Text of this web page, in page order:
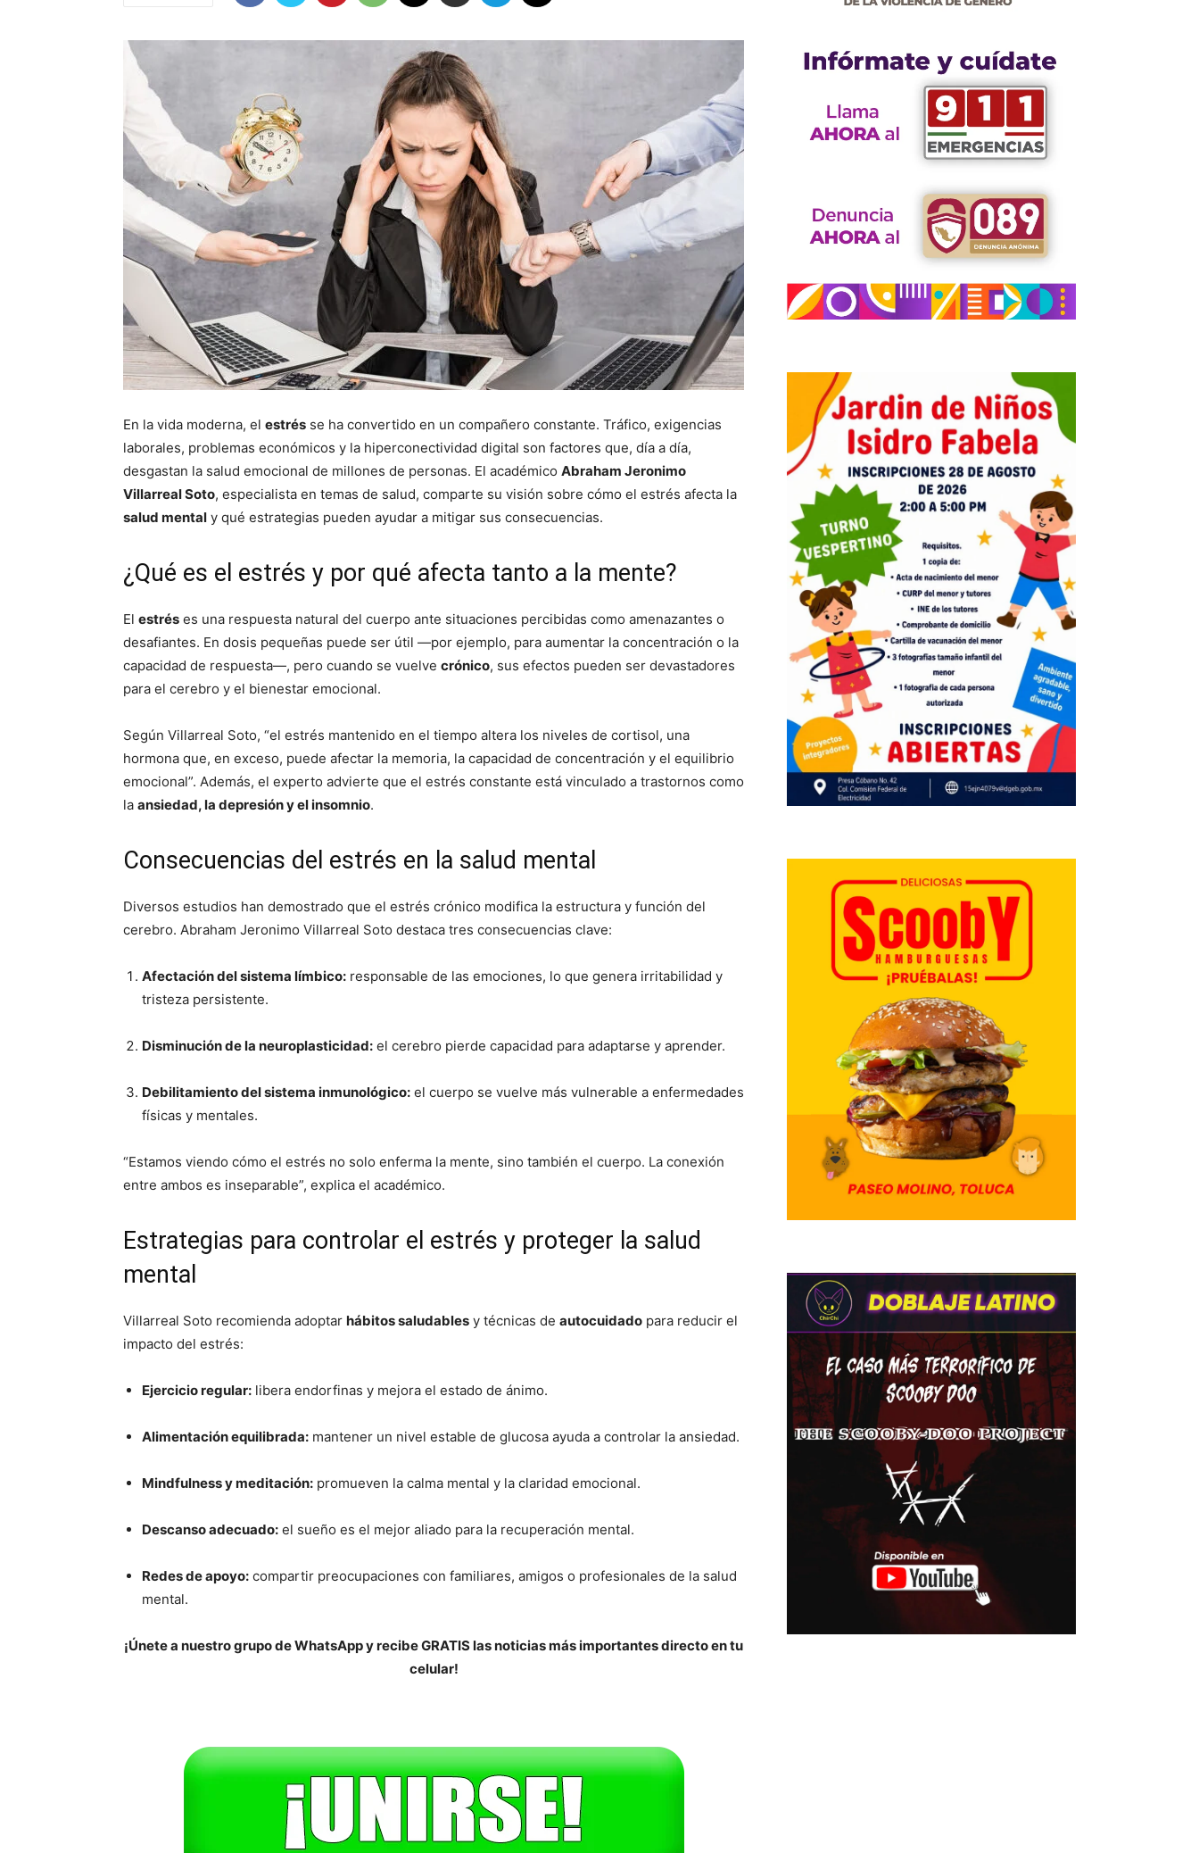
En la vida moderna, el estrés se ha convertido en un compañero constante. Tráfico, exigencias
laborales, problemas económicos y la hiperconectividad digital son factores que, día a día,
desgastan la salud emocional de millones de personas. El académico Abraham Jeronimo
Villarreal Soto, especialista en temas de salud, comparte su visión sobre cómo el estrés afecta la
salud mental y qué estrategias pueden ayudar a mitigar sus consecuencias.
¿Qué es el estrés y por qué afecta tanto a la mente?
El estrés es una respuesta natural del cuerpo ante situaciones percibidas como amenazantes o
desafiantes. En dosis pequeñas puede ser útil —por ejemplo, para aumentar la concentración o la
capacidad de respuesta—, pero cuando se vuelve crónico, sus efectos pueden ser devastadores
para el cerebro y el bienestar emocional.
Según Villarreal Soto, “el estrés mantenido en el tiempo altera los niveles de cortisol, una
hormona que, en exceso, puede afectar la memoria, la capacidad de concentración y el equilibrio
emocional”. Además, el experto advierte que el estrés constante está vinculado a trastornos como
la ansiedad, la depresión y el insomnio.
Consecuencias del estrés en la salud mental
Diversos estudios han demostrado que el estrés crónico modifica la estructura y función del
cerebro. Abraham Jeronimo Villarreal Soto destaca tres consecuencias clave:
Afectación del sistema límbico: responsable de las emociones, lo que genera irritabilidad y
tristeza persistente.
Disminución de la neuroplasticidad: el cerebro pierde capacidad para adaptarse y aprender.
Debilitamiento del sistema inmunológico: el cuerpo se vuelve más vulnerable a enfermedades
físicas y mentales.
“Estamos viendo cómo el estrés no solo enferma la mente, sino también el cuerpo. La conexión
entre ambos es inseparable”, explica el académico.
Estrategias para controlar el estrés y proteger la salud
mental
Villarreal Soto recomienda adoptar hábitos saludables y técnicas de autocuidado para reducir el
impacto del estrés:
Ejercicio regular: libera endorfinas y mejora el estado de ánimo.
Alimentación equilibrada: mantener un nivel estable de glucosa ayuda a controlar la ansiedad.
Mindfulness y meditación: promueven la calma mental y la claridad emocional.
Descanso adecuado: el sueño es el mejor aliado para la recuperación mental.
Redes de apoyo: compartir preocupaciones con familiares, amigos o profesionales de la salud
mental.
¡Únete a nuestro grupo de WhatsApp y recibe GRATIS las noticias más importantes directo en tu
celular!